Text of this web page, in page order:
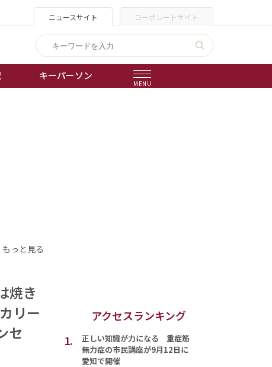
ニュースサイト コーポレートサイト
キーパーソン
MENU
もっと見る
焼き
リー
セ
アクセスランキング
1.
正しい知識が力になる 重症筋
無力症の市民講座が9月12日に
愛知で開催